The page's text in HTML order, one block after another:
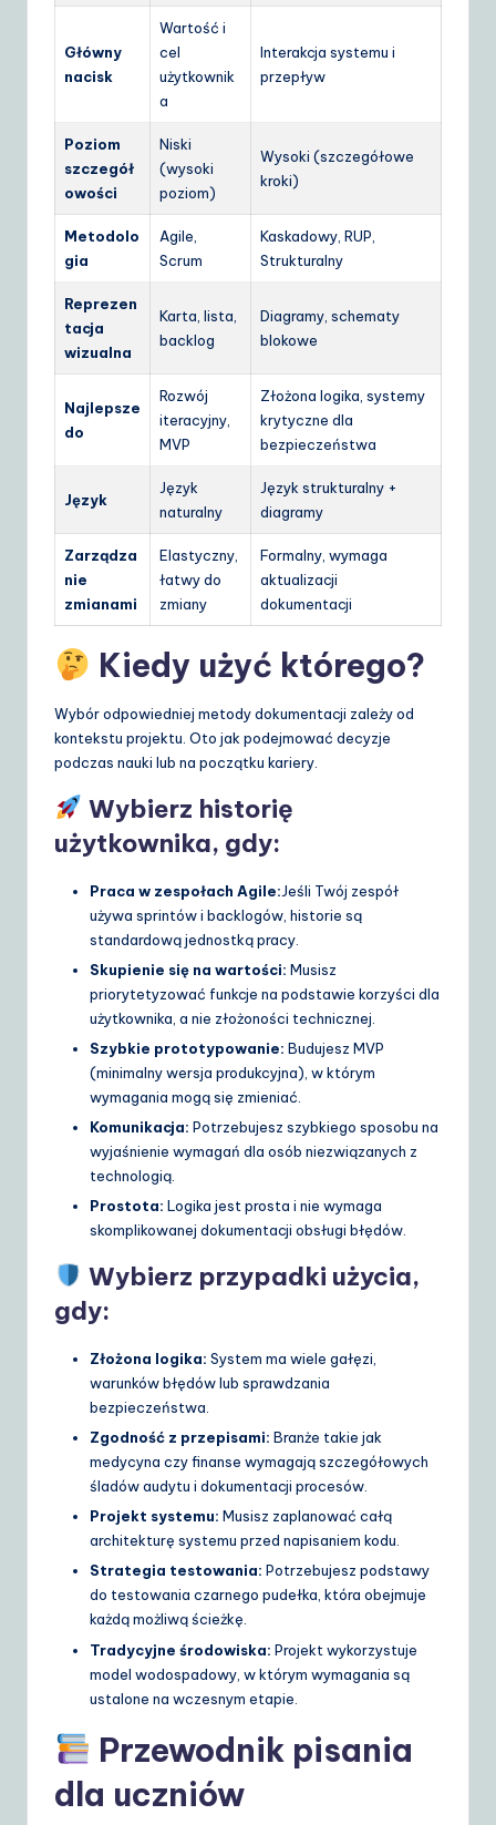
Główny
nacisk
Wartość i
cel
użytkownik
a
Interakcja systemu i
przepływ
Poziom
szczegół
owości
Niski
(wysoki
poziom)
Wysoki (szczegółowe
kroki)
Metodolo
gia
Agile,
Scrum
Kaskadowy, RUP,
Strukturalny
Reprezen
tacja
wizualna
Karta, lista,
backlog
Diagramy, schematy
blokowe
Najlepsze
do
Rozwój
iteracyjny,
MVP
Złożona logika, systemy
krytyczne dla
bezpieczeństwa
Język
Język
naturalny
Język strukturalny +
diagramy
Zarządza
nie
zmianami
Elastyczny,
łatwy do
zmiany
Formalny, wymaga
aktualizacji
dokumentacji
Kiedy użyć którego?
Wybór odpowiedniej metody dokumentacji zależy od
kontekstu projektu. Oto jak podejmować decyzje
podczas nauki lub na początku kariery.
Wybierz historię
użytkownika, gdy:
Praca w zespołach Agile:Jeśli Twój zespół
używa sprintów i backlogów, historie są
standardową jednostką pracy.
Skupienie się na wartości: Musisz
priorytetyzować funkcje na podstawie korzyści dla
użytkownika, a nie złożoności technicznej.
Szybkie prototypowanie: Budujesz MVP
(minimalny wersja produkcyjna), w którym
wymagania mogą się zmieniać.
Komunikacja: Potrzebujesz szybkiego sposobu na
wyjaśnienie wymagań dla osób niezwiązanych z
technologią.
Prostota: Logika jest prosta i nie wymaga
skomplikowanej dokumentacji obsługi błędów.
Wybierz przypadki użycia,
gdy:
Złożona logika: System ma wiele gałęzi,
warunków błędów lub sprawdzania
bezpieczeństwa.
Zgodność z przepisami: Branże takie jak
medycyna czy finanse wymagają szczegółowych
śladów audytu i dokumentacji procesów.
Projekt systemu: Musisz zaplanować całą
architekturę systemu przed napisaniem kodu.
Strategia testowania: Potrzebujesz podstawy
do testowania czarnego pudełka, która obejmuje
każdą możliwą ścieżkę.
Tradycyjne środowiska: Projekt wykorzystuje
model wodospadowy, w którym wymagania są
ustalone na wczesnym etapie.
Przewodnik pisania
dla uczniów